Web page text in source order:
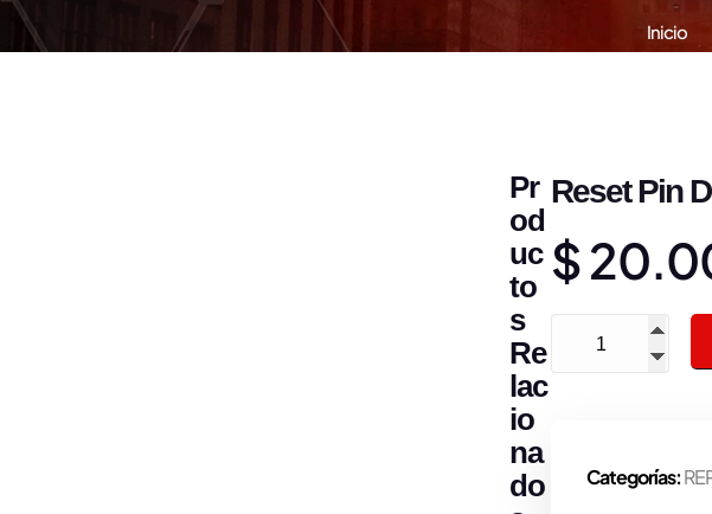
Inicio
Reset Pin
$
Reset Pin De Pistola
Categorías:
Pr
Od
Uc
To
S
Re
Lac
Io
Na
Do